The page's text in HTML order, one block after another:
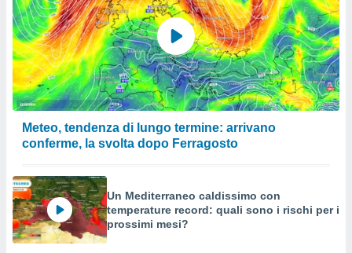
Meteo, tendenza di lungo termine: arrivano
conferme, la svolta dopo Ferragosto
Un Mediterraneo caldissimo con
temperature record: quali sono i rischi per i
prossimi mesi?